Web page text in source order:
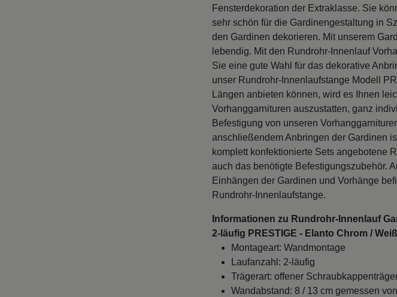
Fensterdekoration der Extraklasse. Sie
sehr schön für die Gardinengestaltung in
den Gardinen dekorieren. Mit unserem
lebendig. Mit den Rundrohr-Innenlauf
Sie eine gute Wahl für das dekorative
unser Rundrohr-Innenlaufstange Modell
Längen anbieten können, wird es Ihnen
Vorhanggarnituren auszustatten, ganz
Befestigung von unseren
anschließendem Anbringen der Gardinen
komplett konfektionierte Sets angebotene
auch das benötigte Befestigungszubehör.
Einhängen der Gardinen und Vorhänge
Rundrohr-Innenlaufstange.
Informationen zu Rundrohr-Innenlauf
2-läufig PRESTIGE - Elanto Chrom /
Montageart: Wandmontage
Laufanzahl: 2-läufig
Trägerart: offener
Wandabstand: 8 / 13 cm gemessen